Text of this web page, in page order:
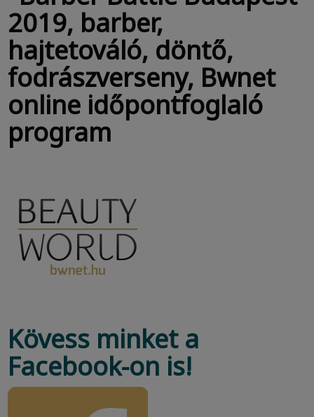
Kövess minket a
Facebook-on is!